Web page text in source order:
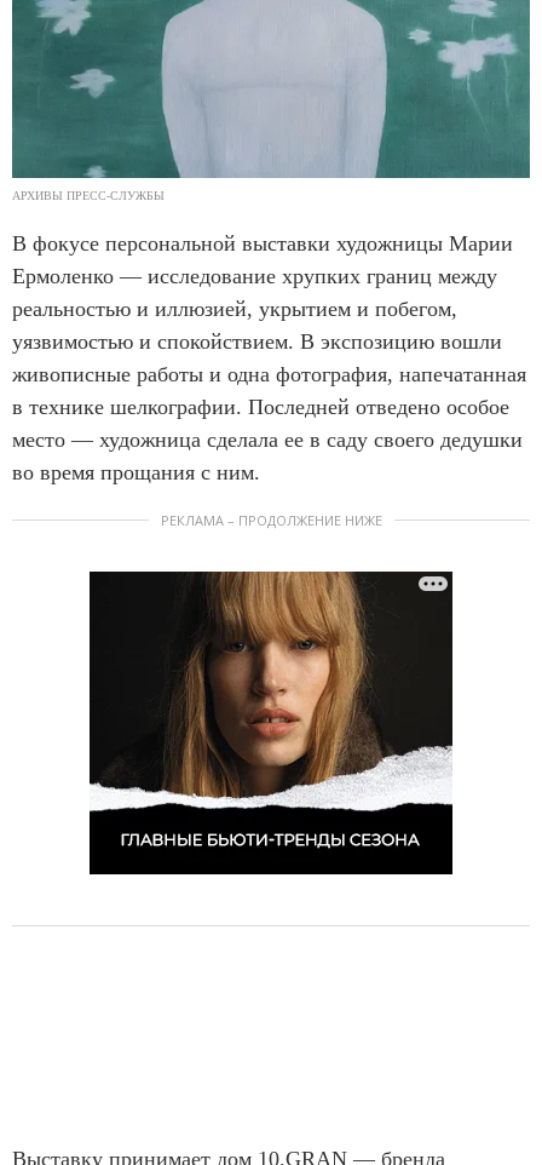
АРХИВЫ ПРЕСС-СЛУЖБЫ
В фокусе персональной выставки художницы Марии
Ермоленко — исследование хрупких границ между
реальностью и иллюзией, укрытием и побегом,
уязвимостью и спокойствием. В экспозицию вошли
живописные работы и одна фотография, напечатанная
в технике шелкографии. Последней отведено особое
место — художница сделала ее в саду своего дедушки
во время прощания с ним.
РЕКЛАМА – ПРОДОЛЖЕНИЕ НИЖЕ
Выставку принимает дом 10.GRAN — бренда